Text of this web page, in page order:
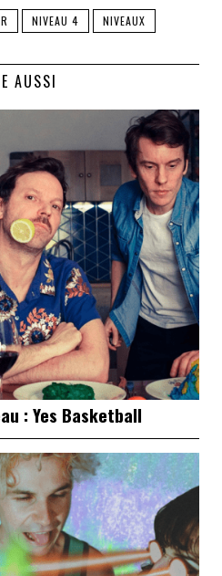
NIVEAU 4 NIVEAUX
AUSSI
: Yes Basketball